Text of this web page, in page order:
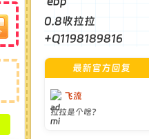
0.8收拉拉
+Q1198189816
最新官方回复
飞流
拉拉是个啥？